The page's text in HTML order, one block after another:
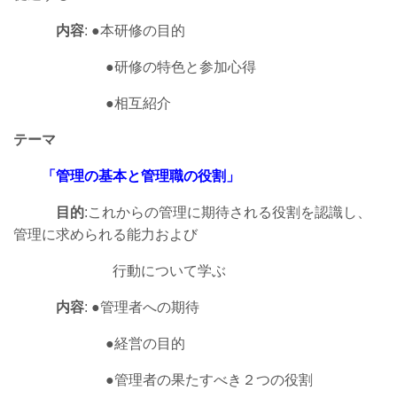
内容: ●本研修の目的
●研修の特色と参加心得
●相互紹介
テーマ
「管理の基本と管理職の役割」
目的:これからの管理に期待される役割を認識し、
管理に求められる能力および
行動について学ぶ
内容: ●管理者への期待
●経営の目的
●管理者の果たすべき２つの役割